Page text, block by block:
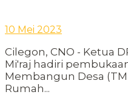
10 Mei 2023
Cilegon, CNO - Ketua
Mi'raj hadiri
Membangun Desa
Rumah...